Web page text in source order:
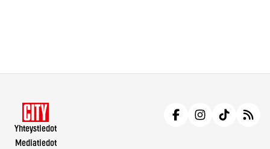
Yhteystiedot
Mediatiedot